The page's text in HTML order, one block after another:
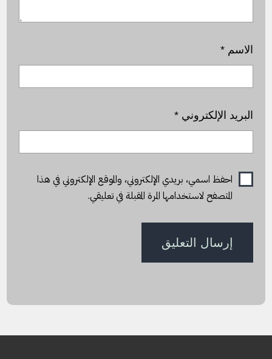
الاسم*
البريد الإلكتروني*
احفظ اسمي، بريدي الإلكتروني، والموقع الإلكتروني في هذا
المتصفح لاستخدامها المرة المقبلة في تعليقي.